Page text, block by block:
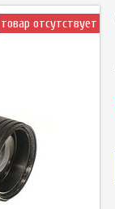
товар отсутствует